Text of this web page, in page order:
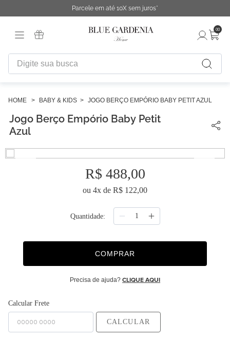
Parcele em até 10X sem juros*
00
Digite sua busca
BABY & KIDS JOGO BERÇO EMPÓRIO BABY PETIT AZUL
Jogo Berço Empório Baby Petit
Azul
R$ 488,00
ou 4x de R$ 122,00
Quantidade
COMPRAR
Precisa de ajuda? CLIQUE AQUI
Calcular Frete
CALCULAR
1º
fronha
2º
duvet
5º
difusor
6º
edredon
7º
cobertor
8º
necessaire
9º
majorelle